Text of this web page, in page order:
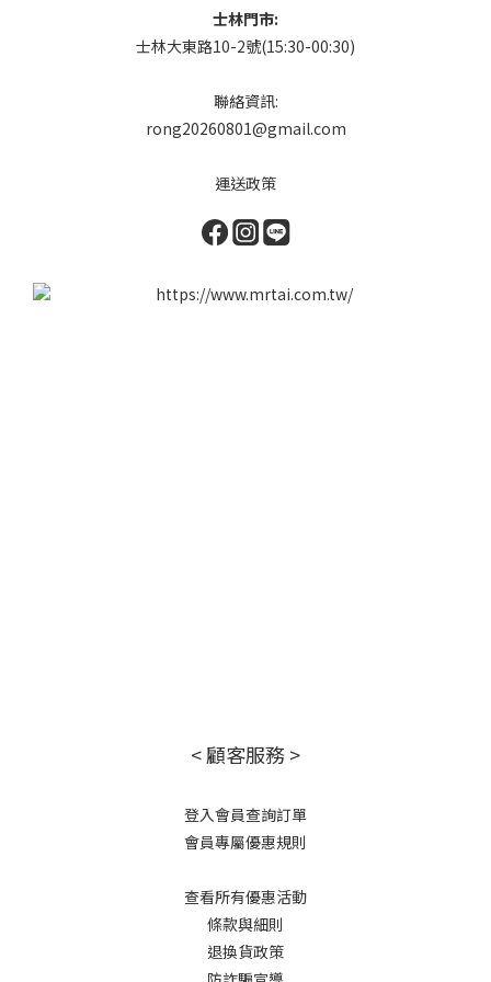
士林門市:
士林大東路10-2號(15:30-00:30)
聯絡資訊:
rong20260801@gmail.com
運送政策
< 顧客服務 >
登入會員查詢訂單
會員專屬優惠規則
查看所有優惠活動
條款與細則
退換貨政策